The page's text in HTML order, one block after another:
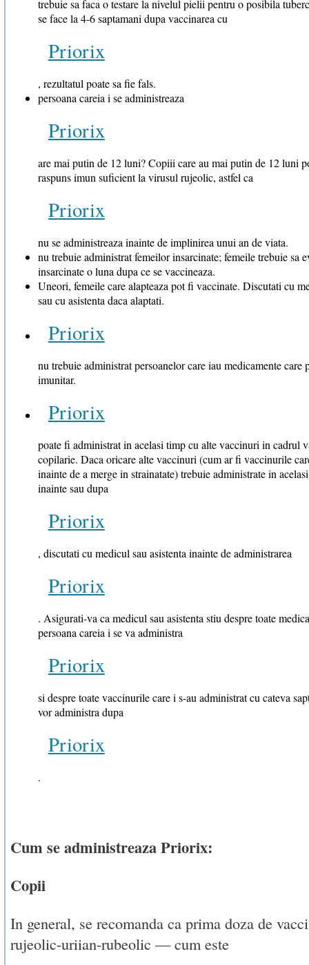
trebuie sa faca o testare la nivelul pielii pentru o posibila
se face la 4-6 saptamani dupa vaccinarea cu
Priorix
, rezultatul poate sa fie fals.
persoana careia i se administreaza
Priorix
are mai putin de 12 luni? Copiii care au mai putin de 12 luni
raspuns imun suficient la virusul rujeolic, astfel ca
Priorix
nu se administreaza inainte de implinirea unui an de viata.
nu trebuie administrat femeilor insarcinate; femeile trebuie sa
insarcinate o luna dupa ce se vaccineaza.
Uneori, femeile care alapteaza pot fi vaccinate. Discutati cu
sau cu asistenta daca alaptati.
Priorix
nu trebuie administrat persoanelor care iau medicamente care
imunitar.
Priorix
poate fi administrat in acelasi timp cu alte vaccinuri in cadrul
copilarie. Daca oricare alte vaccinuri (cum ar fi vaccinurile
inainte de a merge in strainatate) trebuie administrate in
inainte sau dupa
Priorix
, discutati cu medicul sau asistenta inainte de administrarea
Priorix
. Asigurati-va ca medicul sau asistenta stiu despre toate
persoana careia i se va administra
Priorix
si despre toate vaccinurile care i s-au administrat cu cateva
vor administra dupa
Priorix
.
Cum se administreaza Priorix:
Copii
In general, se recomanda ca prima doza de
rujeolic-uriian-rubeolic — cum este